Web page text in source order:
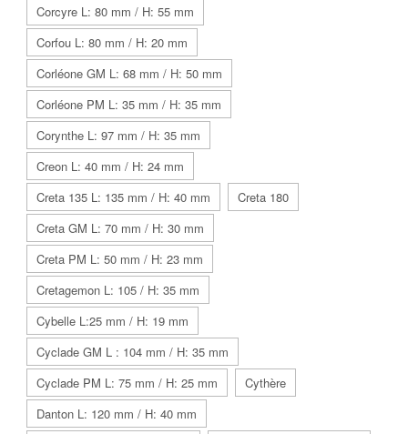
Corcyre L: 80 mm / H: 55 mm
Corfou L: 80 mm / H: 20 mm
Corléone GM L: 68 mm / H: 50 mm
Corléone PM L: 35 mm / H: 35 mm
Corynthe L: 97 mm / H: 35 mm
Creon L: 40 mm / H: 24 mm
Creta 135 L: 135 mm / H: 40 mm
Creta 180
Creta GM L: 70 mm / H: 30 mm
Creta PM L: 50 mm / H: 23 mm
Cretagemon L: 105 / H: 35 mm
Cybelle L:25 mm / H: 19 mm
Cyclade GM L : 104 mm / H: 35 mm
Cyclade PM L: 75 mm / H: 25 mm
Cythère
Danton L: 120 mm / H: 40 mm